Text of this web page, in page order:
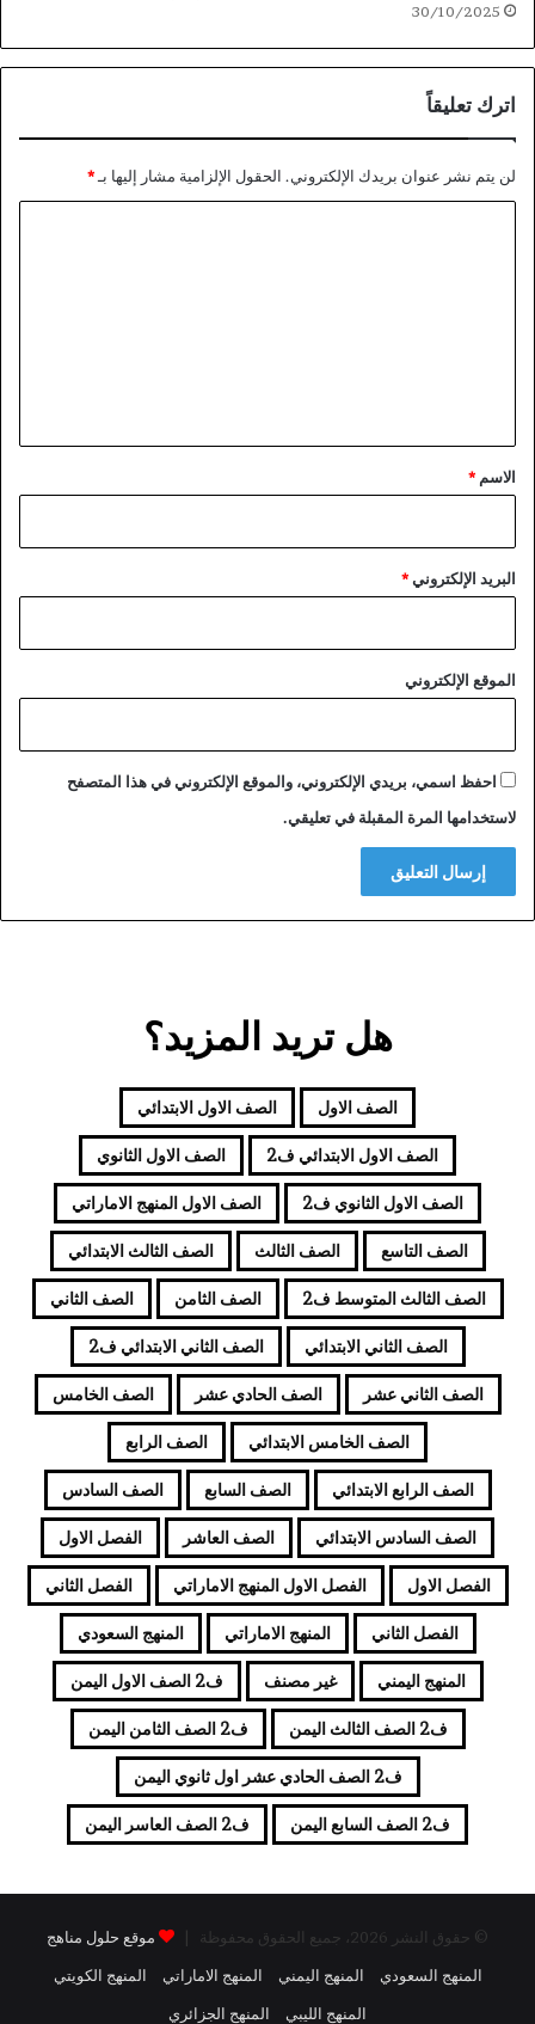
30/10/2025
اترك تعليقاً
لن يتم نشر عنوان بريدك الإلكتروني. الحقول الإلزامية مشار إليها بـ*
*
الاسم *
البريد الإلكتروني*
الموقع الإلكتروني
احفظ اسمي، بريدي الإلكتروني، والموقع الإلكتروني في هذا المتصفح
لاستخدامها المرة المقبلة في تعليقي.
هل تريد المزيد؟
الصف الاول الصف الاول الابتدائي
الصف الاول الابتدائي ف2 الصف الاول الثانوي
الصف الاول الثانوي ف2 الصف الاول المنهج الاماراتي
الصف التاسع الصف الثالث الصف الثالث الابتدائي
الصف الثالث المتوسط ف2 الصف الثامن الصف الثاني
الصف الثاني الابتدائي الصف الثاني الابتدائي ف2
الصف الثاني عشر الصف الحادي عشر الصف الخامس
الصف الخامس الابتدائي الصف الرابع
الصف الرابع الابتدائي الصف السابع الصف السادس
الصف السادس الابتدائي الصف العاشر الفصل الاول
الفصل الاول الفصل الاول المنهج الاماراتي الفصل الثاني
الفصل الثاني المنهج الاماراتي المنهج السعودي
المنهج اليمني غير مصنف ف2 الصف الاول اليمن
ف2 الصف الثالث اليمن ف2 الصف الثامن اليمن
ف2 الصف الحادي عشر اول ثانوي اليمن
ف2 الصف السابع اليمن ف2 الصف العاسر اليمن
© حقوق النشر 2026، جميع الحقوق محفوظة |
موقع حلول مناهج
المنهج السعودي
المنهج اليمني المنهج الاماراتي
المنهج الكويتي
المنهج الليبي
المنهج الجزائري